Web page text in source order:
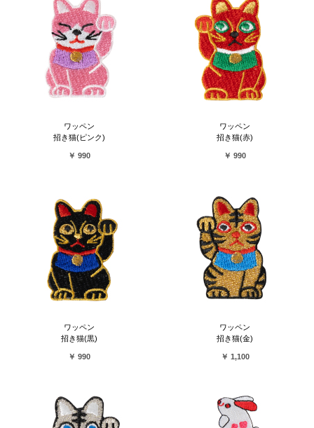
ワッペン
招き猫(ピンク)
￥ 990
ワッペン
招き猫(赤)
￥ 990
ワッペン
招き猫(黒)
￥ 990
ワッペン
招き猫(金)
￥ 1,100